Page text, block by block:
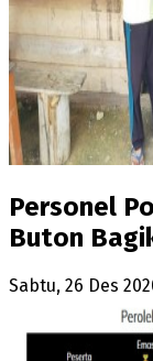
Personel
Buton
Sabtu, 26 Des